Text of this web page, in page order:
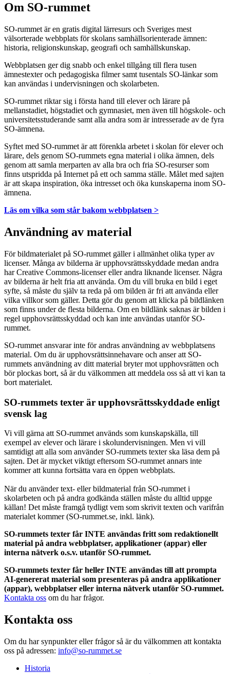
Om SO-rummet
SO-rummet är en gratis digital lärresurs och Sveriges mest
välsorterade webbplats för skolans samhällsorienterade ämnen:
historia, religionskunskap, geografi och samhällskunskap.
Webbplatsen ger dig snabb och enkel tillgång till flera tusen
ämnestexter och pedagogiska filmer samt tusentals SO-länkar som
kan användas i undervisningen och skolarbeten.
SO-rummet riktar sig i första hand till elever och lärare på
mellanstadiet, högstadiet och gymnasiet, men även till högskole- och
universitetsstuderande samt alla andra som är intresserade av de fyra
SO-ämnena.
Syftet med SO-rummet är att förenkla arbetet i skolan för elever och
lärare, dels genom SO-rummets egna material i olika ämnen, dels
genom att samla merparten av alla bra och fria SO-resurser som
finns utspridda på Internet på ett och samma ställe. Målet med sajten
är att skapa inspiration, öka intresset och öka kunskaperna inom SO-
ämnena.
Läs om vilka som står bakom webbplatsen >
Användning av material
För bildmaterialet på SO-rummet gäller i allmänhet olika typer av
licenser. Många av bilderna är upphovsrättsskyddade medan andra
har Creative Commons-licenser eller andra liknande licenser. Några
av bilderna är helt fria att använda. Om du vill bruka en bild i eget
syfte, så måste du själv ta reda på om bilden är fri att använda eller
vilka villkor som gäller. Detta gör du genom att klicka på bildlänken
som finns under de flesta bilderna. Om en bildlänk saknas är bilden i
regel upphovsrättsskyddad och kan inte användas utanför SO-
rummet.
SO-rummet ansvarar inte för andras användning av webbplatsens
material. Om du är upphovsrättsinnehavare och anser att SO-
rummets användning av ditt material bryter mot upphovsrätten och
bör plockas bort, så är du välkommen att meddela oss så att vi kan ta
bort materialet.
SO-rummets texter är upphovsrättsskyddade enligt
svensk lag
Vi vill gärna att SO-rummet används som kunskapskälla, till
exempel av elever och lärare i skolundervisningen. Men vi vill
samtidigt att alla som använder SO-rummets texter ska läsa dem på
sajten. Det är mycket viktigt eftersom SO-rummet annars inte
kommer att kunna fortsätta vara en öppen webbplats.
När du använder text- eller bildmaterial från SO-rummet i
skolarbeten och på andra godkända ställen måste du alltid uppge
källan! Det måste framgå tydligt vem som skrivit texten och varifrån
materialet kommer (SO-rummet.se, inkl. länk).
SO-rummets texter får INTE användas fritt som redaktionellt
material på andra webbplatser, applikationer (appar) eller
interna nätverk o.s.v. utanför SO-rummet.
SO-rummets texter får heller INTE användas till att prompta
AI-genererat material som presenteras på andra applikationer
(appar), webbplatser eller interna nätverk utanför SO-rummet.
Kontakta oss om du har frågor.
Kontakta oss
Om du har synpunkter eller frågor så är du välkommen att kontakta
oss på adressen: info@so-rummet.se
Historia